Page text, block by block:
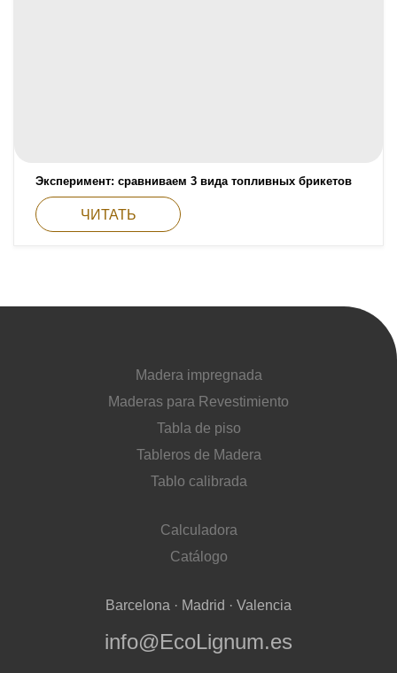
Эксперимент: сравниваем 3 вида топливных брикетов
ЧИТАТЬ
Madera impregnada
Maderas para Revestimiento
Tabla de piso
Tableros de Madera
Tablo calibrada
Calculadora
Catálogo
Barcelona · Madrid · Valencia
info@EcoLignum.es